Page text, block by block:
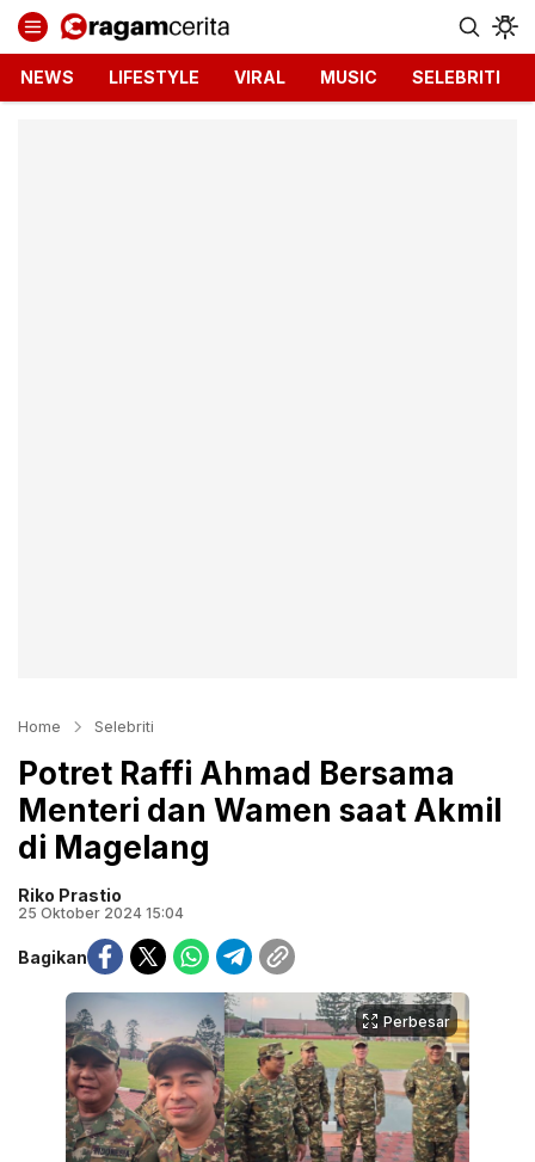
Ragamcerita.com
Informasi Terbaru dan Terkini
NEWS LIFESTYLE VIRAL MUSIC SELEBRITI
Home Selebriti
Potret Raffi Ahmad Bersama
Menteri dan Wamen saat Akmil
di Magelang
Riko Prastio
25 Oktober 2024 15:04
Bagikan
Perbesar